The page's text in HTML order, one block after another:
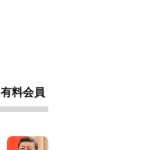
有料会員